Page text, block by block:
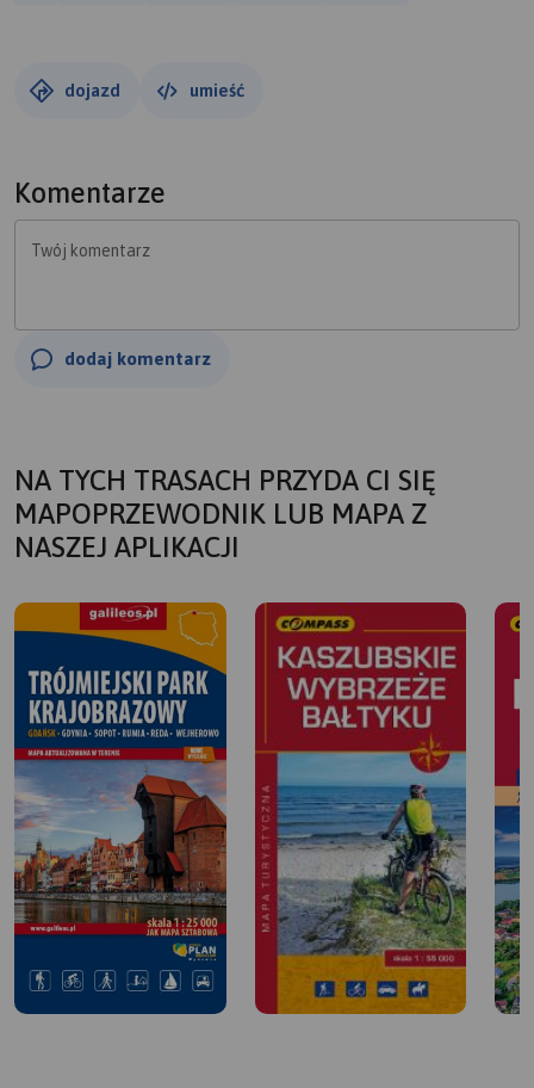
dojazd umieść
Komentarze
Twój komentarz
dodaj komentarz
NA TYCH TRASACH PRZYDA CI SIĘ
MAPOPRZEWODNIK LUB MAPA Z
NASZEJ APLIKACJI